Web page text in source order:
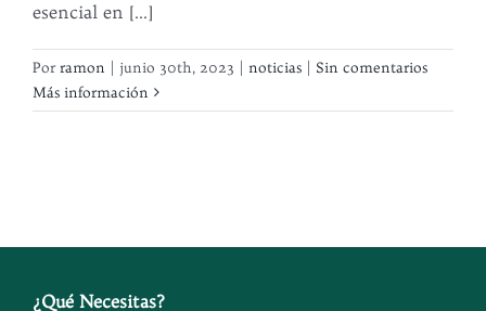
esencial en [...]
Porramon junio 30th, 2023 noticias
Sin comentarios
Más información
¿Qué Necesitas?